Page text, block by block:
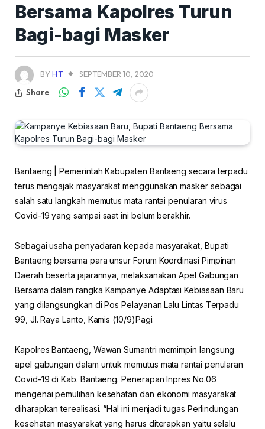
Bersama Kapolres Turun
Bagi-bagi Masker
BY HT
SEPTEMBER 10, 2020
Share
Bantaeng | Pemerintah Kabupaten Bantaeng secara terpadu
terus mengajak masyarakat menggunakan masker sebagai
salah satu langkah memutus mata rantai penularan virus
Covid-19 yang sampai saat ini belum berakhir.
Sebagai usaha penyadaran kepada masyarakat, Bupati
Bantaeng bersama para unsur Forum Koordinasi Pimpinan
Daerah beserta jajarannya, melaksanakan Apel Gabungan
Bersama dalam rangka Kampanye Adaptasi Kebiasaan Baru
yang dilangsungkan di Pos Pelayanan Lalu Lintas Terpadu
99, Jl. Raya Lanto, Kamis (10/9)Pagi.
Kapolres Bantaeng, Wawan Sumantri memimpin langsung
apel gabungan dalam untuk memutus mata rantai penularan
Covid-19 di Kab. Bantaeng. Penerapan Inpres No.06
mengenai pemulihan kesehatan dan ekonomi masyarakat
diharapkan terealisasi. “Hal ini menjadi tugas Perlindungan
kesehatan masyarakat yang harus diterapkan yaitu selalu